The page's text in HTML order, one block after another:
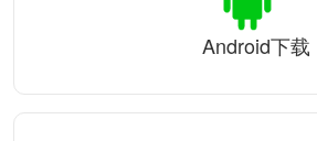
Android下载